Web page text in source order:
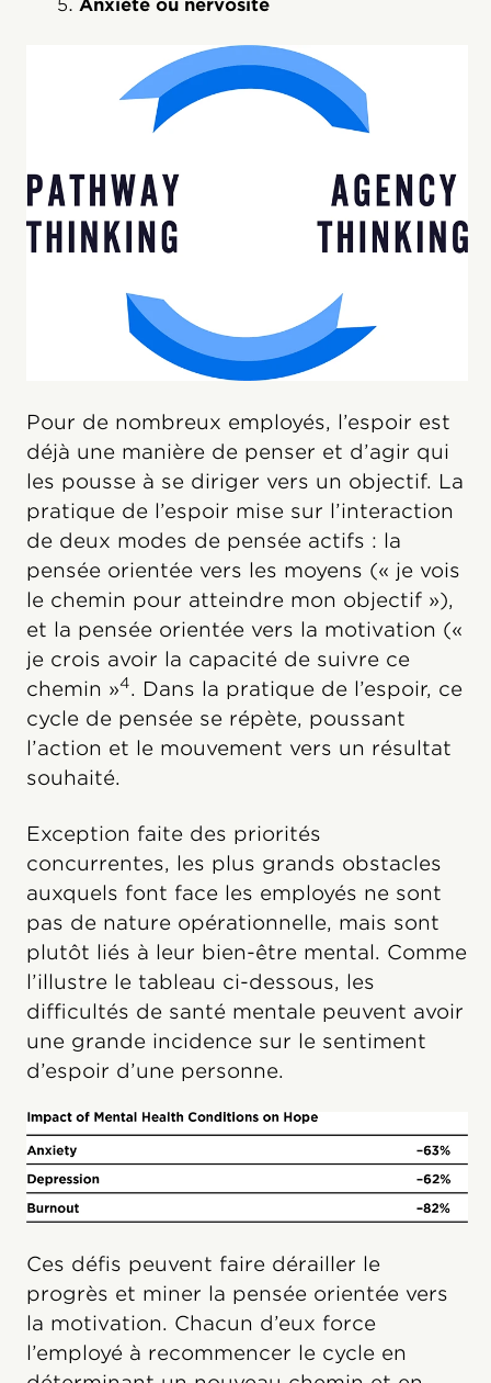
Anxiété ou nervosité
Pour de nombreux employés, l’espoir est
déjà une manière de penser et d’agir qui
les pousse à se diriger vers un objectif. La
pratique de l’espoir mise sur l’interaction
de deux modes de pensée actifs : la
pensée orientée vers les moyens (« je vois
le chemin pour atteindre mon objectif »),
et la pensée orientée vers la motivation («
je crois avoir la capacité de suivre ce
chemin »4. Dans la pratique de l’espoir, ce
cycle de pensée se répète, poussant
l’action et le mouvement vers un résultat
souhaité.
Exception faite des priorités
concurrentes, les plus grands obstacles
auxquels font face les employés ne sont
pas de nature opérationnelle, mais sont
plutôt liés à leur bien-être mental. Comme
l’illustre le tableau ci-dessous, les
difficultés de santé mentale peuvent avoir
une grande incidence sur le sentiment
d’espoir d’une personne.
Ces défis peuvent faire dérailler le
progrès et miner la pensée orientée vers
la motivation. Chacun d’eux force
l’employé à recommencer le cycle en